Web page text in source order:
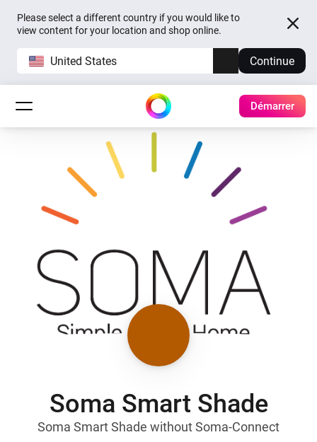
Please select a different country if you would like to
view content for your location and shop online.
United States Continue
Démarrer
Soma Smart Shade
Soma Smart Shade without Soma-Connect